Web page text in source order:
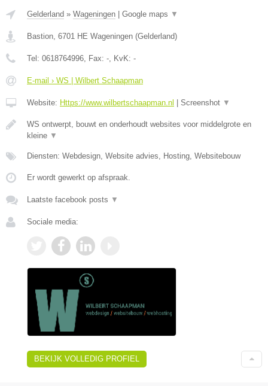
Gelderland » Wageningen | Google maps ▼
Bastion 6701 HE Wageningen (Gelderland)
Tel: 0618764996 , Fax: - , KvK: -
E-mail › WS | Wilbert Schaapman
Website: Https://www.wilbertschaapman.nl | Screenshot ▼
WS ontwerpt, bouwt en onderhoudt websites voor middelgrote en
kleine ▼
Diensten: Webdesign, Website advies, Hosting, Websitebouw
Er wordt gewerkt op afspraak.
Laatste facebook posts ▼
Sociale media:
BEKIJK VOLLEDIG PROFIEL